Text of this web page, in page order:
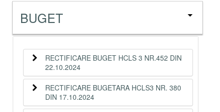
BUGET
RECTIFICARE BUGET HCLS 3 NR.452 DIN
22.10.2024
RECTIFICARE BUGETARA HCLS3 NR. 380
DIN 17.10.2024